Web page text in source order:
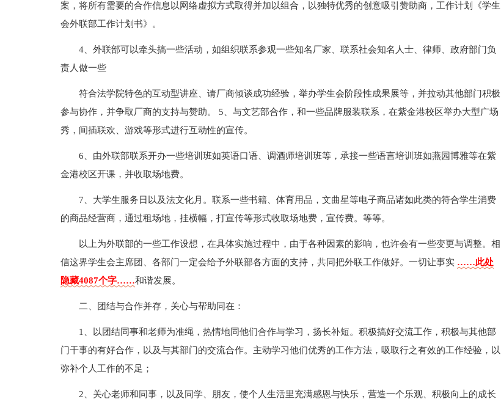
案，将所有需要的合作信息以网络虚拟方式取得并加以组合，以独特优秀的创意吸引赞助商，工作计划《学生
会外联部工作计划书》。
4、外联部可以牵头搞一些活动，如组织联系参观一些知名厂家、联系社会知名人士、律师、政府部门负
责人做一些
符合法学院特色的互动型讲座、请厂商倾谈成功经验，举办学生会阶段性成果展等，并拉动其他部门积极
参与协作，并争取厂商的支持与赞助。 5、与文艺部合作，和一些品牌服装联系，在紫金港校区举办大型广场
秀，间插联欢、游戏等形式进行互动性的宣传。
6、由外联部联系开办一些培训班如英语口语、调酒师培训班等，承接一些语言培训班如燕园博雅等在紫
金港校区开课，并收取场地费。
7、大学生服务日以及法文化月。联系一些书籍、体育用品，文曲星等电子商品诸如此类的符合学生消费
的商品经营商，通过租场地，挂横幅，打宣传等形式收取场地费，宣传费。等等。
以上为外联部的一些工作设想，在具体实施过程中，由于各种因素的影响，也许会有一些变更与调整。相
信这界学生会主席团、各部门一定会给予外联部各方面的支持，共同把外联工作做好。一切让事实 ……此处
隐藏4087个字……和谐发展。
二、团结与合作并存，关心与帮助同在：
1、以团结同事和老师为准绳，热情地同他们合作与学习，扬长补短。积极搞好交流工作，积极与其他部
门干事的有好合作，以及与其部门的交流合作。主动学习他们优秀的工作方法，吸取行之有效的工作经验，以
弥补个人工作的不足；
2、关心老师和同事，以及同学、朋友，使个人生活里充满感恩与快乐，营造一个乐观、积极向上的成长